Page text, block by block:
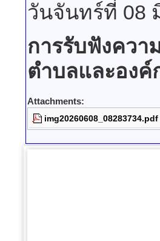
วันจันทร์ที่ 08
การรับฟังคว
ตำบลและอง
Attachments:
img20260608_08283734.pdf